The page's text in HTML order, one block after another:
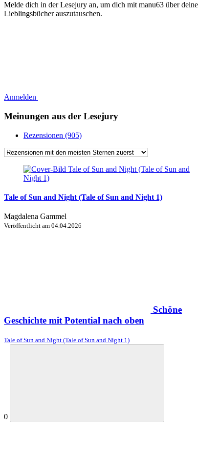
Melde dich in der Lesejury an, um dich mit manu63 über deine
Lieblingsbücher auszutauschen.
Anmelden
Meinungen aus der Lesejury
Rezensionen (905)
Tale of Sun and Night (Tale of Sun and Night 1)
Magdalena Gammel
Veröffentlicht am 04.04.2026
Schöne
Geschichte mit Potential nach oben
Tale of Sun and Night (Tale of Sun and Night 1)
0